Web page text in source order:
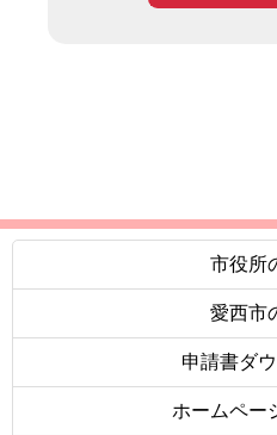
市役所
愛西市
申請書ダ
ホームペー